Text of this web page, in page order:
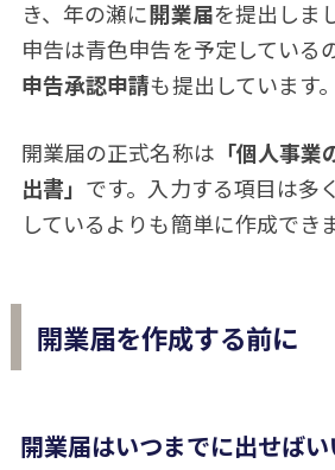
き、年の瀬に開業届を提出しま
申告は青色申告を予定している
申告承認申請も提出しています。
開業届の正式名称は 「個人事
出書」 です。入力する項目は多
しているよりも簡単に作成でき
開業届を作成する前に
開業届はいつまでに出せば